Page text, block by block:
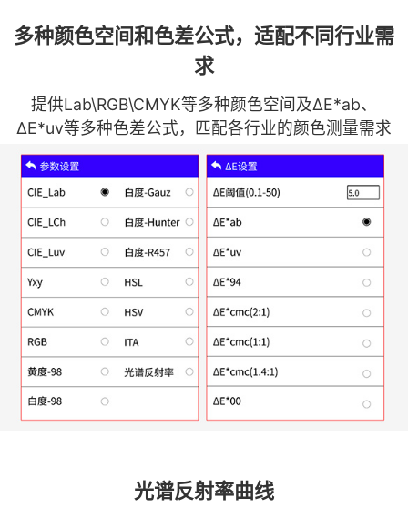
多种颜色空间和色差公式，适配不同行业需
求
提供Lab\RGB\CMYK等多种颜色空间及ΔE*ab、
ΔE*uv等多种色差公式，匹配各行业的颜色测量需求
光谱反射率曲线